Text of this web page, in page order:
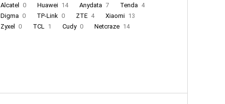
Alcatel 0 Huawei 14 Anydata 7 Tenda 4
Digma 0 TP-Link 0 ZTE 4 Xiaomi 13
Zyxel
0 TCL 1 Cudy 0 Netcraze 14